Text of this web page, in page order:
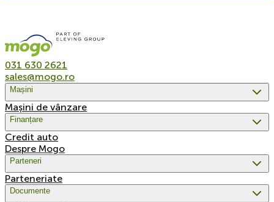
031 630 2621
sales@mogo.ro
Mașini
Mașini de vânzare
Finanțare
Credit auto
Despre Mogo
Parteneri
Parteneriate
Documente